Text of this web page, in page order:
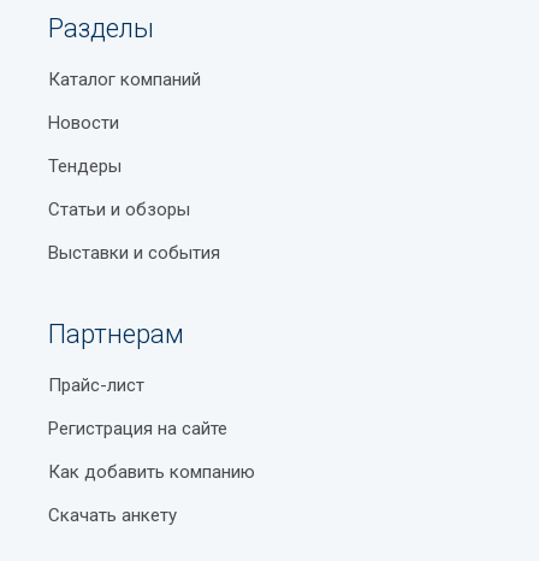
Разделы
Каталог компаний
Новости
Тендеры
Статьи и обзоры
Выставки и события
Партнерам
Прайс-лист
Регистрация на сайте
Как добавить компанию
Скачать анкету